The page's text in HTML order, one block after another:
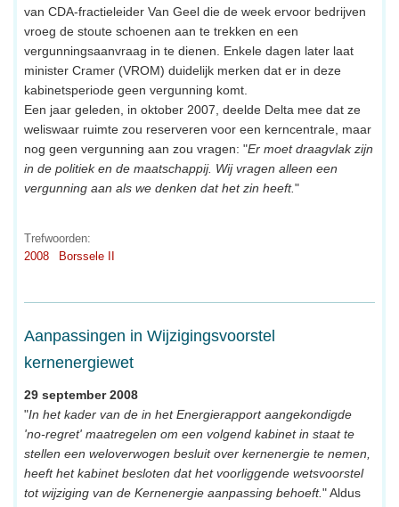
van CDA-fractieleider Van Geel die de week ervoor bedrijven
vroeg de stoute schoenen aan te trekken en een
vergunningsaanvraag in te dienen. Enkele dagen later laat
minister Cramer (VROM) duidelijk merken dat er in deze
kabinetsperiode geen vergunning komt.
Een jaar geleden, in oktober 2007, deelde Delta mee dat ze
weliswaar ruimte zou reserveren voor een kerncentrale, maar
nog geen vergunning aan zou vragen: "Er moet draagvlak zijn
in de politiek en de maatschappij. Wij vragen alleen een
vergunning aan als we denken dat het zin heeft."
Trefwoorden:
2008
Borssele II
Aanpassingen in Wijzigingsvoorstel
kernenergiewet
29 september 2008
"In het kader van de in het Energierapport aangekondigde
'no-regret' maatregelen om een volgend kabinet in staat te
stellen een weloverwogen besluit over kernenergie te nemen,
heeft het kabinet besloten dat het voorliggende wetsvoorstel
tot wijziging van de Kernenergie aanpassing behoeft." Aldus